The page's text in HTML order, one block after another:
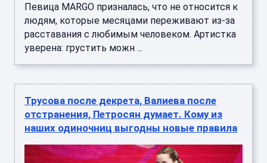
Певица MARGO призналась, что не относится к
людям, которые месяцами переживают из-за
расставания с любимым человеком. Артистка
уверена: грустить можн ...
Трусова после декрета, Валиева после
отстранения, Петросян думает. Кому из
наших одиночниц выгодны новые правила